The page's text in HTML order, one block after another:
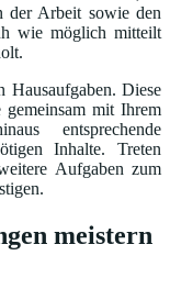
der Arbeit sowie den
wie möglich mitteilt
Diese
mit Ihrem
entsprechende
Inhalte. Treten
Aufgaben zum
meistern